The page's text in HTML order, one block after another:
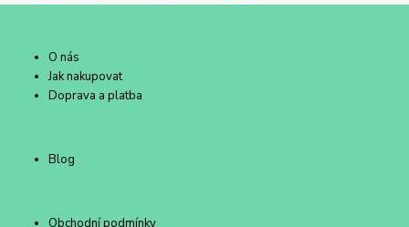
O nás
Jak nakupovat
Doprava a platba
Blog
Obchodní podmínky